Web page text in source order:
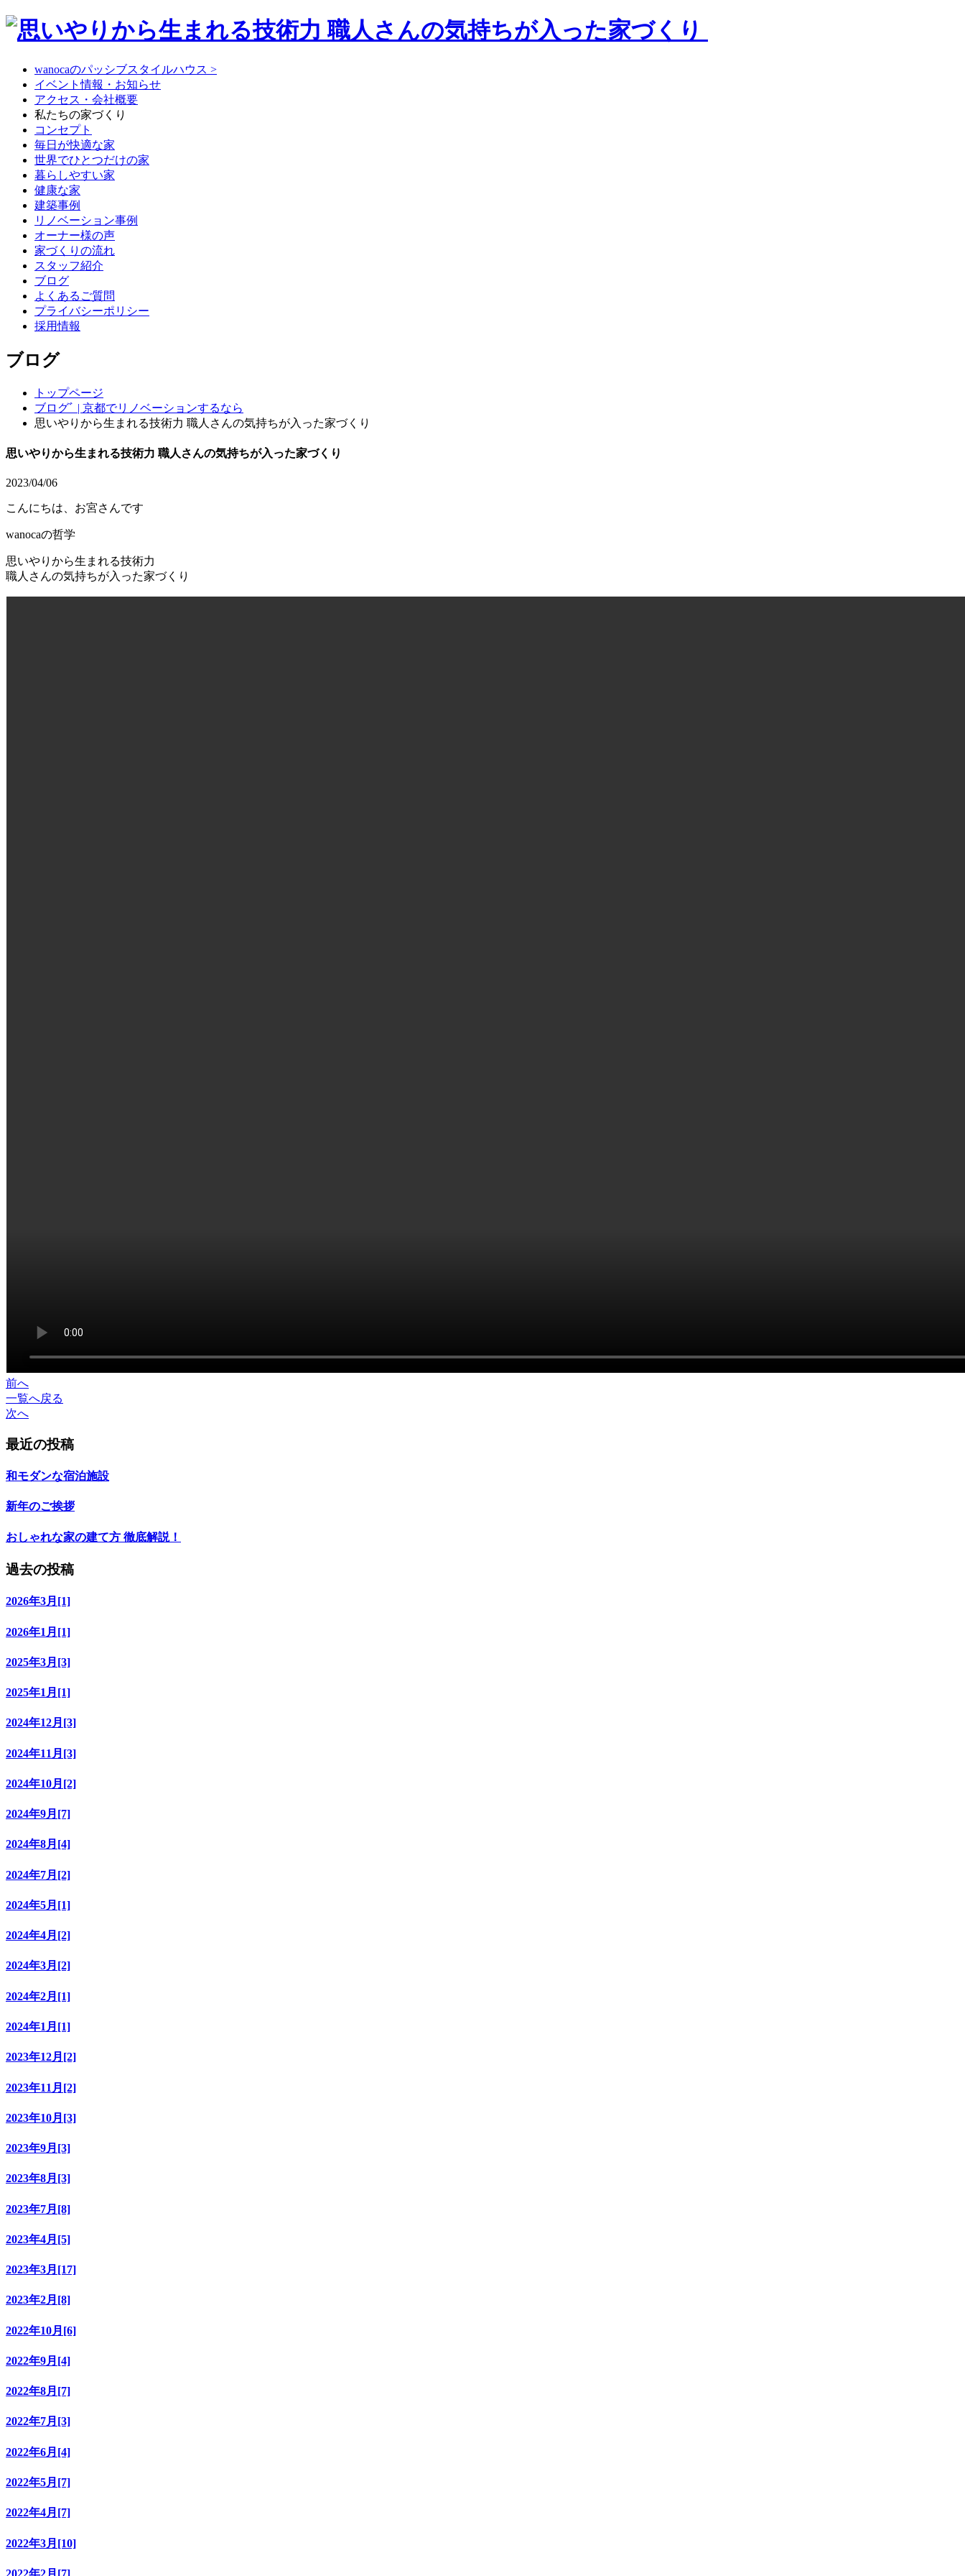
wanocaのパッシブスタイルハウス >
イベント情報・お知らせ
アクセス・会社概要
私たちの家づくり
コンセプト
毎日が快適な家
世界でひとつだけの家
暮らしやすい家
健康な家
建築事例
リノベーション事例
オーナー様の声
家づくりの流れ
スタッフ紹介
ブログ
よくあるご質問
プライバシーポリシー
採用情報
ブログ
トップページ
ブログﾞ | 京都でリノベーションするなら
思いやりから生まれる技術力 職人さんの気持ちが入った家づくり
思いやりから生まれる技術力 職人さんの気持ちが入った家づくり
2023/04/06
こんにちは、お宮さんです
wanocaの哲学
思いやりから生まれる技術力
職人さんの気持ちが入った家づくり
前へ
一覧へ戻る
次へ
最近の投稿
和モダンな宿泊施設
新年のご挨拶
おしゃれな家の建て方 徹底解説！
過去の投稿
2026年3月[1]
2026年1月[1]
2025年3月[3]
2025年1月[1]
2024年12月[3]
2024年11月[3]
2024年10月[2]
2024年9月[7]
2024年8月[4]
2024年7月[2]
2024年5月[1]
2024年4月[2]
2024年3月[2]
2024年2月[1]
2024年1月[1]
2023年12月[2]
2023年11月[2]
2023年10月[3]
2023年9月[3]
2023年8月[3]
2023年7月[8]
2023年4月[5]
2023年3月[17]
2023年2月[8]
2022年10月[6]
2022年9月[4]
2022年8月[7]
2022年7月[3]
2022年6月[4]
2022年5月[7]
2022年4月[7]
2022年3月[10]
2022年2月[7]